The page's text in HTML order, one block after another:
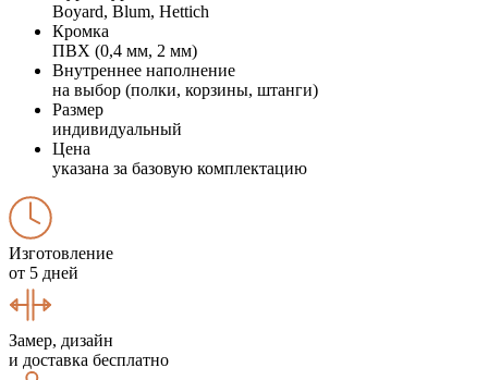
Boyard, Blum, Hettich
Кромка
ПВХ (0,4 мм, 2 мм)
Внутреннее наполнение
на выбор (полки, корзины, штанги)
Размер
индивидуальный
Цена
указана за базовую комплектацию
Изготовление
от 5 дней
Замер, дизайн
и доставка бесплатно